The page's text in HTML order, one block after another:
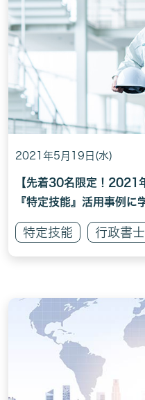
2021年5月19日(水)
【先着30名限定！2021
『特定技能』活用事例に
特定技能 行政書士